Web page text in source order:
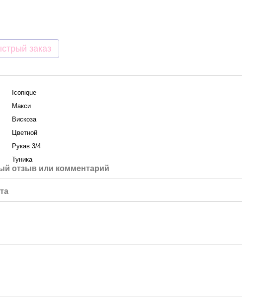
заказ
Iconique
Макси
Вискоза
Цветной
Рукав 3/4
Туника
отзыв или комментарий